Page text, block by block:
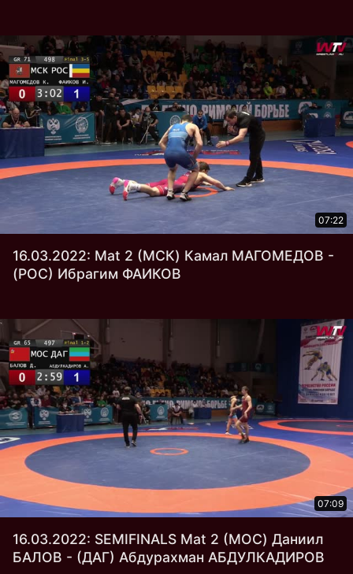
07:22
16.03.2022: Mat 2 (МСК) Камал МАГОМЕДОВ -
(РОС) Ибрагим ФАИКОВ
07:09
16.03.2022: SEMIFINALS Mat 2 (МОС) Даниил
БАЛОВ - (ДАГ) Абдурахман АБДУЛКАДИРОВ